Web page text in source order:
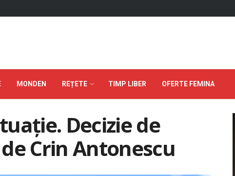
MONDEN REȚETE TIMP LIBER OFERTE FEMINA
Decizie de
Crin Antonescu